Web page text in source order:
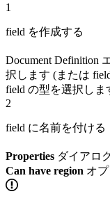
1
field を作成する
Document Definition
択します (または
field の型を選択しま
2
field に名前を付ける
Properties ダイアロ
Can have region オ